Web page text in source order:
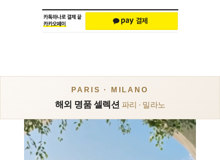
PARIS · MILANO
해외 명품 셀렉션 파리 · 밀라노